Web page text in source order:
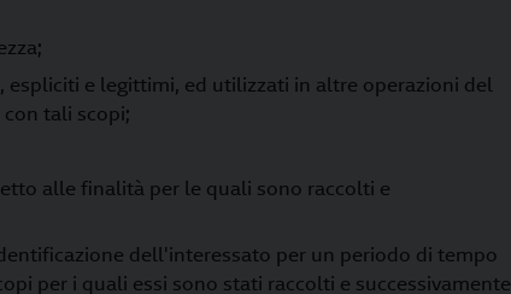
e legittimi, ed utilizzati in altre operazioni del
tali scopi;
alle finalità per le quali sono raccolti e
dell'interessato per un periodo di tempo
per i quali essi sono stati raccolti e successivamente